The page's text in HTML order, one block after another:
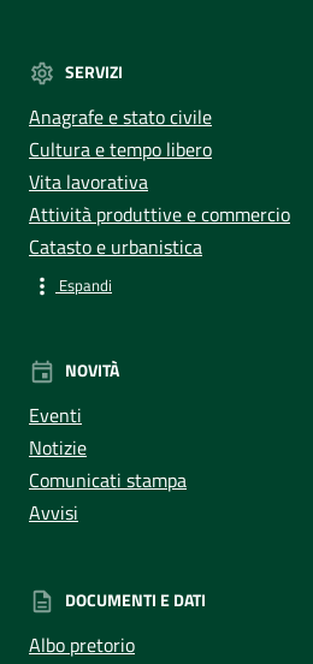
SERVIZI
Anagrafe e stato civile
Cultura e tempo libero
Vita lavorativa
Attività produttive e commercio
Catasto e urbanistica
Espandi
NOVITÀ
Eventi
Notizie
Comunicati stampa
Avvisi
DOCUMENTI E DATI
Albo pretorio